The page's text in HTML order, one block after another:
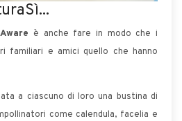
è anche fare in modo che i
familiari e amici quello che hanno
a ciascuno di loro una bustina di
come calendula, facelia e